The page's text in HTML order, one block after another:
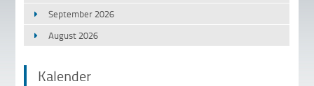
September 2026
August 2026
Kalender